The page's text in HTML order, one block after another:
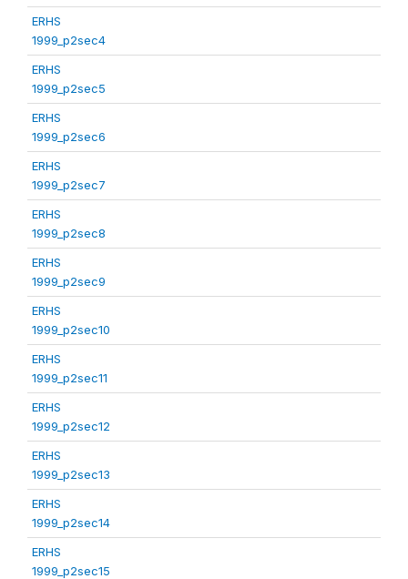
ERHS
1999_p2sec4
ERHS
1999_p2sec5
ERHS
1999_p2sec6
ERHS
1999_p2sec7
ERHS
1999_p2sec8
ERHS
1999_p2sec9
ERHS
1999_p2sec10
ERHS
1999_p2sec11
ERHS
1999_p2sec12
ERHS
1999_p2sec13
ERHS
1999_p2sec14
ERHS
1999_p2sec15